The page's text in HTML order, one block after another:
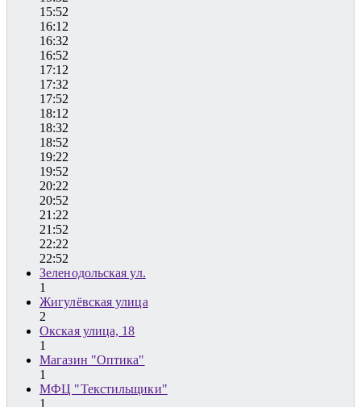
15:52
16:12
16:32
16:52
17:12
17:32
17:52
18:12
18:32
18:52
19:22
19:52
20:22
20:52
21:22
21:52
22:22
22:52
Зеленодольская ул.
1
Жигулёвская улица
2
Окская улица, 18
1
Магазин "Оптика"
1
МФЦ "Текстильщики"
1